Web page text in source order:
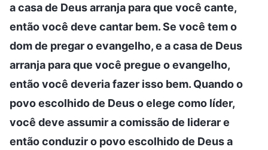
a casa de Deus arranja para que você cante,
então você deve cantar bem. Se você tem o
dom de pregar o evangelho, e a casa de Deus
arranja para que você pregue o evangelho,
então você deveria fazer isso bem. Quando o
povo escolhido de Deus o elege como líder,
você deve assumir a comissão de liderar e
então conduzir o povo escolhido de Deus a